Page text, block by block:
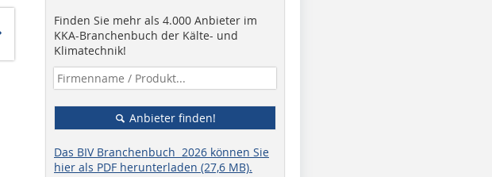
Finden Sie mehr als 4.000 Anbieter im
KKA-Branchenbuch der Kälte- und
Klimatechnik!
Anbieter finden!
Das BIV Branchenbuch 2026 können Sie
hier als PDF herunterladen (27,6 MB).